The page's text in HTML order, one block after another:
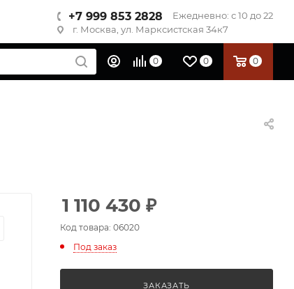
+7 999 853 2828
Ежедневно: с 10 до 22
г. Москва, ул. Марксистская 34к7
0 0 0
1 110 430 ₽
Код товара: 06020
Под заказ
ЗАКАЗАТЬ